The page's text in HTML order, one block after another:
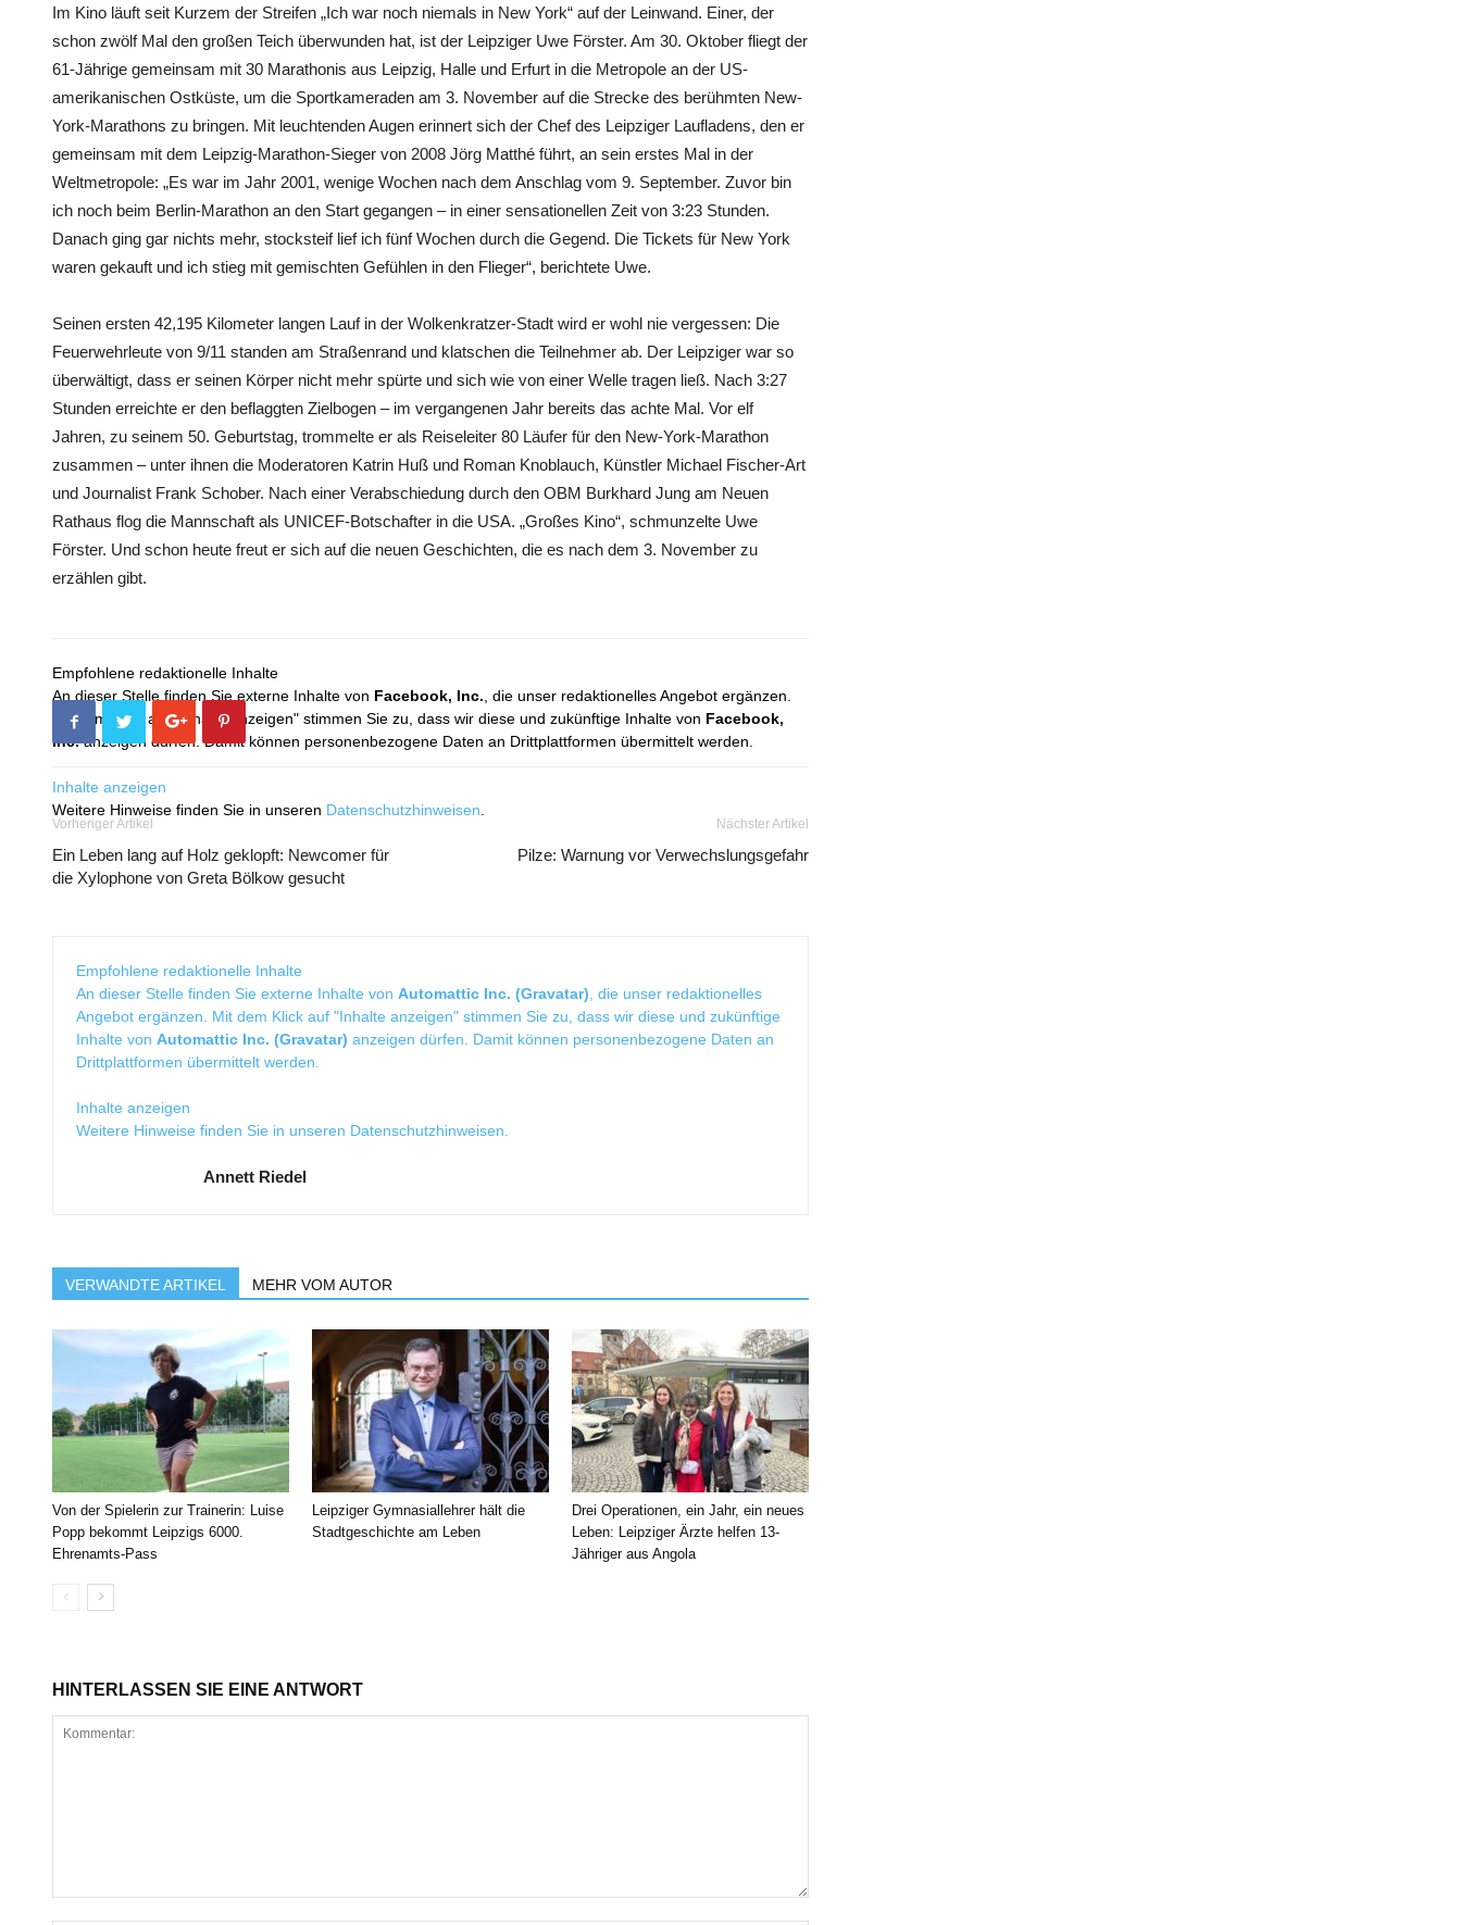
Im Kino läuft seit Kurzem der Streifen „Ich war noch niemals in New York“ auf der Leinwand. Einer, der
schon zwölf Mal den großen Teich überwunden hat, ist der Leipziger Uwe Förster. Am 30. Oktober fliegt der
61-Jährige gemeinsam mit 30 Marathonis aus Leipzig, Halle und Erfurt in die Metropole an der US-
amerikanischen Ostküste, um die Sportkameraden am 3. November auf die Strecke des berühmten New-
York-Marathons zu bringen. Mit leuchtenden Augen erinnert sich der Chef des Leipziger Laufladens, den er
gemeinsam mit dem Leipzig-Marathon-Sieger von 2008 Jörg Matthé führt, an sein erstes Mal in der
Weltmetropole: „Es war im Jahr 2001, wenige Wochen nach dem Anschlag vom 9. September. Zuvor bin
ich noch beim Berlin-Marathon an den Start gegangen – in einer sensationellen Zeit von 3:23 Stunden.
Danach ging gar nichts mehr, stocksteif lief ich fünf Wochen durch die Gegend. Die Tickets für New York
waren gekauft und ich stieg mit gemischten Gefühlen in den Flieger“, berichtete Uwe.
Seinen ersten 42,195 Kilometer langen Lauf in der Wolkenkratzer-Stadt wird er wohl nie vergessen: Die
Feuerwehrleute von 9/11 standen am Straßenrand und klatschen die Teilnehmer ab. Der Leipziger war so
überwältigt, dass er seinen Körper nicht mehr spürte und sich wie von einer Welle tragen ließ. Nach 3:27
Stunden erreichte er den beflaggten Zielbogen – im vergangenen Jahr bereits das achte Mal. Vor elf
Jahren, zu seinem 50. Geburtstag, trommelte er als Reiseleiter 80 Läufer für den New-York-Marathon
zusammen – unter ihnen die Moderatoren Katrin Huß und Roman Knoblauch, Künstler Michael Fischer-Art
und Journalist Frank Schober. Nach einer Verabschiedung durch den OBM Burkhard Jung am Neuen
Rathaus flog die Mannschaft als UNICEF-Botschafter in die USA. „Großes Kino“, schmunzelte Uwe
Förster. Und schon heute freut er sich auf die neuen Geschichten, die es nach dem 3. November zu
erzählen gibt.
Empfohlene redaktionelle Inhalte
An dieser Stelle finden Sie externe Inhalte von Facebook, Inc. , die unser redaktionelles Angebot ergänzen.
Mit dem Klick auf "Inhalte anzeigen" stimmen Sie zu, dass wir diese und zukünftige Inhalte von Facebook,
Inc.anzeigen dürfen. Damit können personenbezogene Daten an Drittplattformen übermittelt werden.
Inhalte anzeigen
Weitere Hinweise finden Sie in unseren Datenschutzhinweisen
Vorheriger Artikel
Ein Leben lang auf Holz geklopft: Newcomer für
die Xylophone von Greta Bölkow gesucht
Nächster Artikel
Pilze: Warnung vor Verwechslungsgefahr
Empfohlene redaktionelle Inhalte
An dieser Stelle finden Sie externe Inhalte von Automattic Inc. (Gravatar) , die unser redaktionelles
Angebot ergänzen. Mit dem Klick auf "Inhalte anzeigen" stimmen Sie zu, dass wir diese und zukünftige
Inhalte von Automattic Inc. (Gravatar) anzeigen dürfen. Damit können personenbezogene Daten an
Drittplattformen übermittelt werden.
Inhalte anzeigen
Weitere Hinweise finden Sie in unseren Datenschutzhinweisen
Annett Riedel
VERWANDTE ARTIKEL MEHR VOM AUTOR
Von der Spielerin zur Trainerin: Luise
Popp bekommt Leipzigs 6000.
Ehrenamts-Pass
Leipziger Gymnasiallehrer hält die
Stadtgeschichte am Leben
Drei Operationen, ein Jahr, ein neues
Leben: Leipziger Ärzte helfen 13-
Jähriger aus Angola
HINTERLASSEN SIE EINE ANTWORT